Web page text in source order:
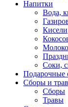
Напитки
Вода,
Кисели
Молоко
Соки,
Подарочные
Сборы и
Сборы
Травы